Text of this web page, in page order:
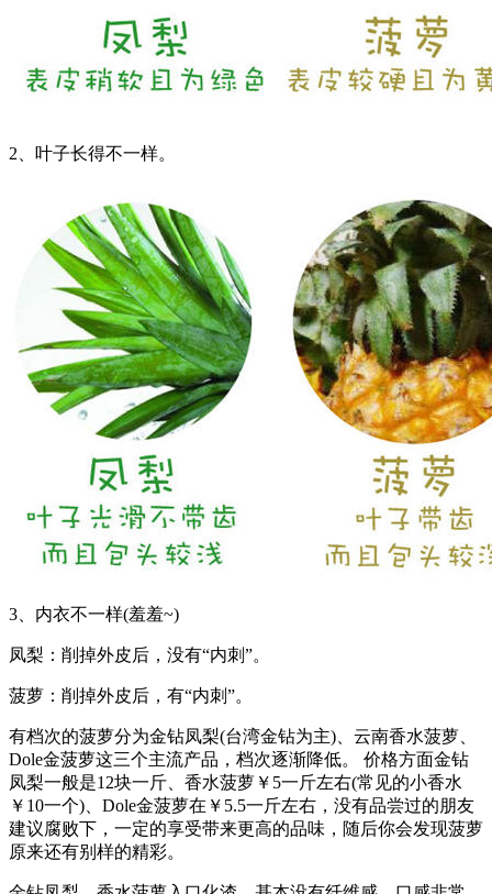
2、叶子长得不一样。
3、内衣不一样(羞羞~)
凤梨：削掉外皮后，没有“内刺”。
菠萝：削掉外皮后，有“内刺”。
有档次的菠萝分为金钻凤梨(台湾金钻为主)、云南香水菠萝、
Dole金菠萝这三个主流产品，档次逐渐降低。 价格方面金钻
凤梨一般是12块一斤、香水菠萝￥5一斤左右(常见的小香水
￥10一个)、Dole金菠萝在￥5.5一斤左右，没有品尝过的朋友
建议腐败下，一定的享受带来更高的品味，随后你会发现菠萝
原来还有别样的精彩。